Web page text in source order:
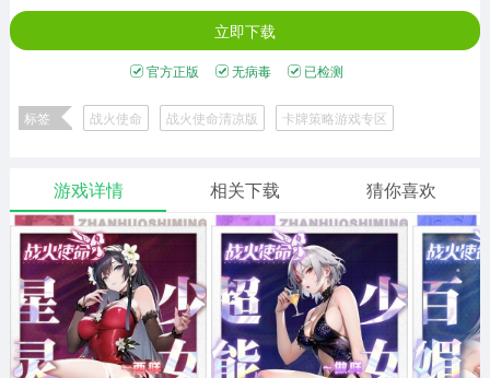
手游辅助
1959款应用
二次元
模拟经营
传奇手游
仙侠手游
485款应用
手赚网赚
446款应用
绝地求生
34款应用
三国游戏
3934款应用
我的世界
69款应用
像素游戏
701款应用
立即下载
官方正版 无病毒 已检测
标签 战火使命 战火使命清凉版
卡牌策略游戏专区
游戏详情 相关下载 猜你喜欢